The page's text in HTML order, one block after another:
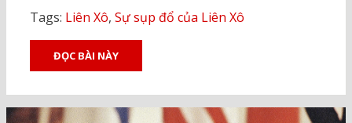
Tags: Liên Xô, Sự sụp đổ của Liên Xô
ĐỌC BÀI NÀY